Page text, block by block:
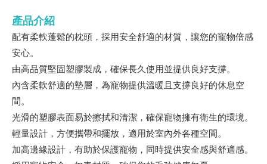
產品介紹
配有柔軟蓬鬆的枕頭，採用安全舒適的材質，讓您的寵物倍感
安心。
由高品質堅固塑膠製成，確保長久使用並提供良好支撐。
內含柔軟舒適的墊層，為寵物提供溫暖且支撐良好的休息空
間。
光滑的塑膠表面易於擦拭和清潔，確保寵物擁有衛生的環境。
輕量設計，方便攜帶和擺放，適用於室內外各種空間。
加高邊緣設計，有助於保護寵物，同時提供安全感與舒適感。